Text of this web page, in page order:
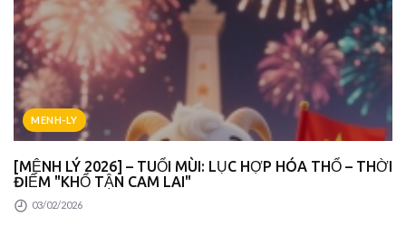
MENH-LY
[MỆNH LÝ 2026] – TUỔI MÙI: LỤC HỢP HÓA THỔ – THỜI
ĐIỂM "KHỔ TẬN CAM LAI"
03/02/2026